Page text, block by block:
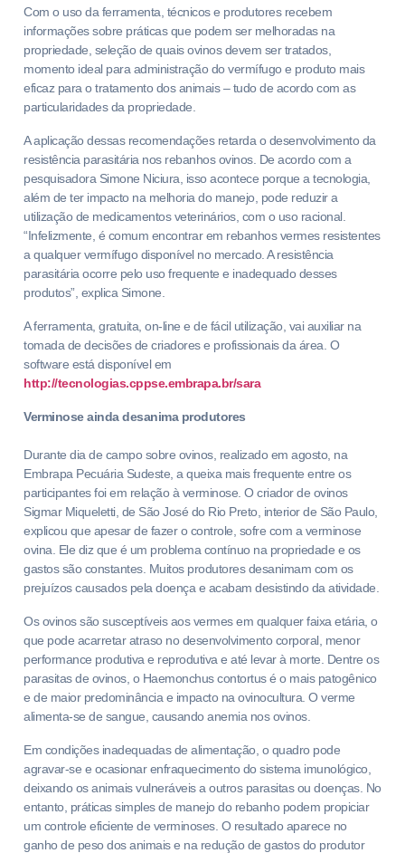
Com o uso da ferramenta, técnicos e produtores recebem
informações sobre práticas que podem ser melhoradas na
propriedade, seleção de quais ovinos devem ser tratados,
momento ideal para administração do vermífugo e produto mais
eficaz para o tratamento dos animais – tudo de acordo com as
particularidades da propriedade.
A aplicação dessas recomendações retarda o desenvolvimento da
resistência parasitária nos rebanhos ovinos. De acordo com a
pesquisadora Simone Niciura, isso acontece porque a tecnologia,
além de ter impacto na melhoria do manejo, pode reduzir a
utilização de medicamentos veterinários, com o uso racional.
“Infelizmente, é comum encontrar em rebanhos vermes resistentes
a qualquer vermífugo disponível no mercado. A resistência
parasitária ocorre pelo uso frequente e inadequado desses
produtos”, explica Simone.
A ferramenta, gratuita, on-line e de fácil utilização, vai auxiliar na
tomada de decisões de criadores e profissionais da área. O
software está disponível em
http://tecnologias.cppse.embrapa.br/sara
Verminose ainda desanima produtores
Durante dia de campo sobre ovinos, realizado em agosto, na
Embrapa Pecuária Sudeste, a queixa mais frequente entre os
participantes foi em relação à verminose. O criador de ovinos
Sigmar Miqueletti, de São José do Rio Preto, interior de São Paulo,
explicou que apesar de fazer o controle, sofre com a verminose
ovina. Ele diz que é um problema contínuo na propriedade e os
gastos são constantes. Muitos produtores desanimam com os
prejuízos causados pela doença e acabam desistindo da atividade.
Os ovinos são susceptíveis aos vermes em qualquer faixa etária, o
que pode acarretar atraso no desenvolvimento corporal, menor
performance produtiva e reprodutiva e até levar à morte. Dentre os
parasitas de ovinos, o Haemonchus contortus é o mais patogênico
e de maior predominância e impacto na ovinocultura. O verme
alimenta-se de sangue, causando anemia nos ovinos.
Em condições inadequadas de alimentação, o quadro pode
agravar-se e ocasionar enfraquecimento do sistema imunológico,
deixando os animais vulneráveis a outros parasitas ou doenças. No
entanto, práticas simples de manejo do rebanho podem propiciar
um controle eficiente de verminoses. O resultado aparece no
ganho de peso dos animais e na redução de gastos do produtor